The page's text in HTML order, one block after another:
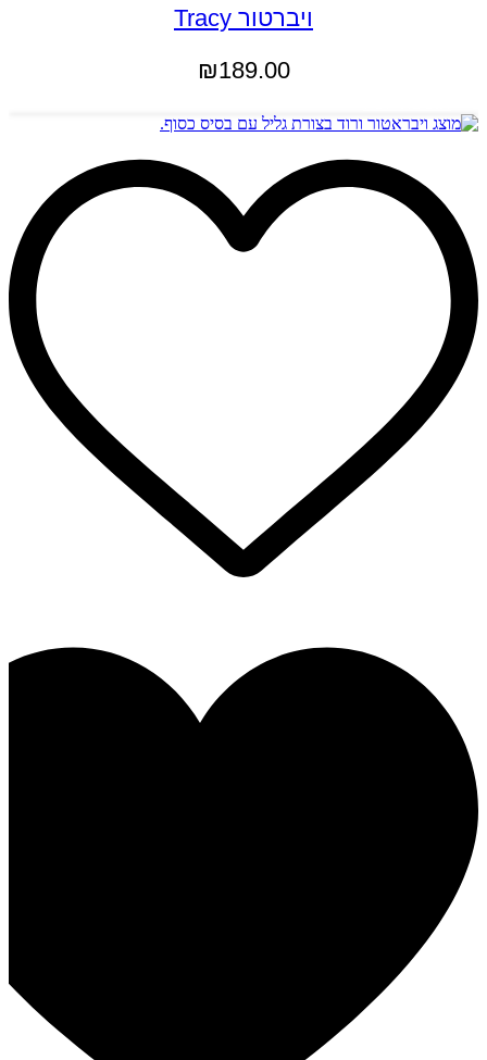
ויברטור Tracy
₪189.00